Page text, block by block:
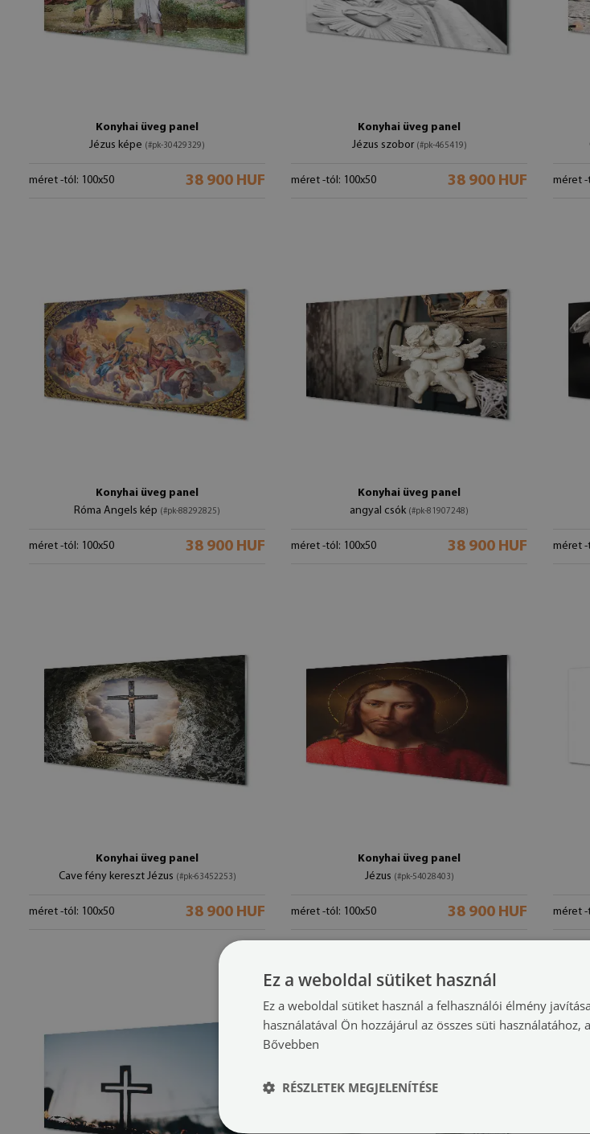
Konyhai üveg panel
Jézus képe (#pk-30429329)
méret -tól: 100x50 38 900 HUF
Konyhai üveg panel
Jézus szobor (#pk-465419)
méret -tól: 100x50 38 900 HUF méret -
Konyhai üveg panel
Róma Angels kép (#pk-88292825)
méret -tól: 100x50 38 900 HUF
Konyhai üveg panel
angyal csók (#pk-81907248)
méret -tól: 100x50 38 900 HUF méret -
Konyhai üveg panel
Cave fény kereszt Jézus (#pk-63452253)
méret -tól: 100x50 38 900 HUF
Konyhai üveg panel
Jézus (#pk-54028403)
méret -tól: 100x50 38 900 HUF méret -
Ez a weboldal sütiket használ
Ez a weboldal sütiket használ a felhasználói élmény
használatával Ön hozzájárul az összes süti
Bővebben
RÉSZLETEK MEGJELENÍTÉSE